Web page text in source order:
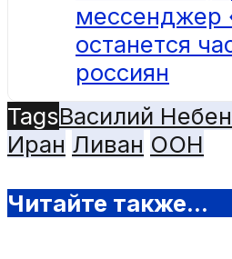
мессенджер
останется
россиян
TagsВасилий
Иран Ливан ООН
Читайте также...